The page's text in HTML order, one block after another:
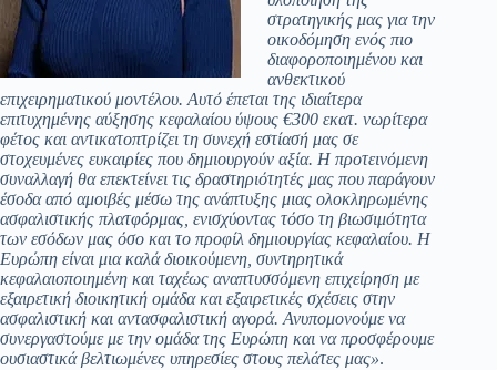
στρατηγικής μας για την
οικοδόμηση ενός πιο
διαφοροποιημένου και
ανθεκτικού
επιχειρηματικού μοντέλου. Αυτό έπεται της ιδιαίτερα
επιτυχημένης αύξησης κεφαλαίου ύψους €300 εκατ. νωρίτερα
φέτος και αντικατοπτρίζει τη συνεχή εστίασή μας σε
στοχευμένες ευκαιρίες που δημιουργούν αξία. Η προτεινόμενη
συναλλαγή θα επεκτείνει τις δραστηριότητές μας που παράγουν
έσοδα από αμοιβές μέσω της ανάπτυξης μιας ολοκληρωμένης
ασφαλιστικής πλατφόρμας, ενισχύοντας τόσο τη βιωσιμότητα
των εσόδων μας όσο και το προφίλ δημιουργίας κεφαλαίου. Η
Ευρώπη είναι μια καλά διοικούμενη, συντηρητικά
κεφαλαιοποιημένη και ταχέως αναπτυσσόμενη επιχείρηση με
εξαιρετική διοικητική ομάδα και εξαιρετικές σχέσεις στην
ασφαλιστική και αντασφαλιστική αγορά. Ανυπομονούμε να
συνεργαστούμε με την ομάδα της Ευρώπη και να προσφέρουμε
ουσιαστικά βελτιωμένες υπηρεσίες στους πελάτες μας».